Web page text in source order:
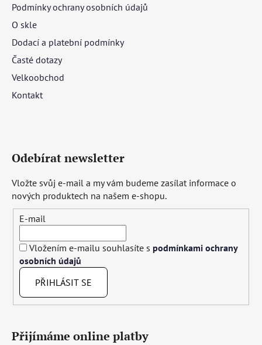
Podmínky ochrany osobních údajů
O skle
Dodací a platební podmínky
Časté dotazy
Velkoobchod
Kontakt
Odebírat newsletter
Vložte svůj e-mail a my vám budeme zasílat informace o
nových produktech na našem e-shopu.
E-mail
Vložením e-mailu souhlasíte s podmínkami ochrany
osobních údajů
PŘIHLÁSIT SE
Přijímáme online platby